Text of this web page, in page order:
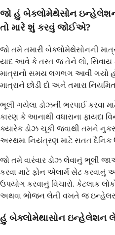
જો હું બેક્લોમેથેસોન
તો મારે શું કરવું જોઈએ?
જો તમે તમારી બેક્લોમેથેસોનની
યાદ આવે કે તરત જ તેને લો, સિવાય
માત્રાનો સમય લગભગ આવી ગયો
માત્રાને છોડી દો અને તમારા
ભૂલી ગયેલા ડોઝની ભરપાઈ કરવા
કારણ કે આનાથી વધારાના ફાયદા
ક્યારેક ડોઝ ચૂકી જવાથી તમને
અસ્થમા નિયંત્રણ માટે સતત દૈનિક
જો તમે વારંવાર ડોઝ લેવાનું ભૂલી
કરવા માટે ફોન એલાર્મ સેટ કરવાનું
ઉપયોગ કરવાનું વિચારો. કેટલાક
અથવા ભોજન લેતી વખતે જ
હું બેક્લોમેથાસોન ઇન્હેલેશન